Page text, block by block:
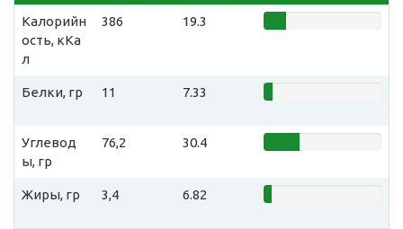
Калорийн
ость, кКа
л
386 19.3
Белки, гр 11 7.33
Углевод
ы, гр
76,2 30.4
Жиры, гр 3,4 6.82